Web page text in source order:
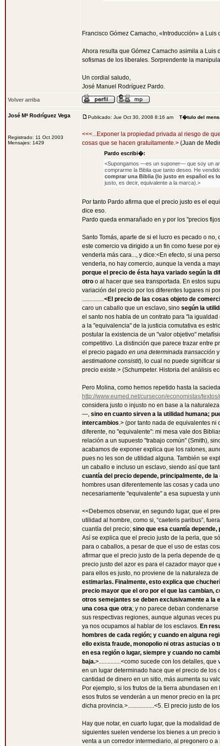
Francisco Gómez Camacho, «Introducción» a Luis
Ahora resulta que Gómez Camacho asimila a Luis
sofismas de los liberales. Sorprendente la
Un cordial saludo,
José Manuel Rodríguez Pardo.
Volver arriba
José Mª Rodríguez Vega
Registrado: 11 Oct 2003
Mensajes: 1429
Publicado: Jue Oct 30, 2008 8:16 am T�tulo del
<<<...Exponer la propiedad privada al riesgo de
cosas que se hacen gratuitamente.> (Juan de
Pardo escribi�:
<Supongamos —es un suponer— que soy un
comprarme la Biblia que tanto deseo. He
comprar una Biblia (lo justo en español es
justo, es decir, equivalente a la marca).>
Por tanto Pardo afirma que el precio justo es el
dice eso.
Pardo queda enmarañado en y por los "precios
Santo Tomás, aparte de si el lucro es pecado o
este comercio va dirigido a un fin como fuese por
venderla más cara..., y dice:<En efecto, si una
venderla, no hay comercio, aunque la venda a
porque el precio de ésta haya variado según la
otro o al hacer que sea transportada. En estos
variación del precio por los diferentes lugares ni
...............<El precio de las cosas objeto de
caro un caballo que un esclavo, sino según la
el santo nos habla de un contrato para "la
a la "equivalencia" de la justicia comutativa es
postular la existencia de un "valor objetivo"
competitivo. La distinción que parece trazar entre
el precio pagado en una determinada transacción
aestimatione consistit), lo cual no puede significar
precio existe.> (Schumpeter. Historia del análisis
Pero Molina, como hemos repetido hasta la
http://www.eumed.net/cursecon/economistas/
considera justo o injusto no en base a la
—, sino en cuanto sirven a la utilidad humana;
intercambios.> (por tanto nada de equivalentes
diferente, no "equivalente": mi mesa vale dos
relación a un supuesto "trabajo común" (Smith),
acabamos de exponer explica que los ratones,
pues no les son de utilidad alguna. También se
un caballo e incluso un esclavo, siendo así que
cuantía del precio depende, principalmente, de
hombres usan diferentemente las cosas y cada
necesariamente "equivalente" a esa supuesta y
<<Debemos observar, en segundo lugar, que el
utilidad al hombre, como si, “caeteris paribus”,
cuantía del precio; sino que esa cuantía
Así se explica que el precio justo de la perla, que
para o caballos, a pesar de que el uso de estas
afirmar que el precio justo de la perla depende de
precio justo del azor es para el cazador mayor
para ellos es justo, no proviene de la naturaleza
estimarlas. Finalmente, esto explica que
precio mayor que el oro por el que las cambian,
otros semejantes se deben exclusivamente a la
una cosa que otra; y no parece deban
sus respectivas regiones, aunque algunas veces
ya nos ocupamos al hablar de los esclavos. En
hombres de cada región; y cuando en alguna
ello exista fraude, monopolio ni otras astucias o
en esa región o lugar, siempre y cuando no
baja.>...............<como sucede con los detalles,
en un lugar determinado hace que el precio de
cantidad de dinero en un sitio, más aumenta su
Por ejemplo, si los frutos de la tierra abundasen
esos frutos se venderán a un menor precio en la
dicha provincia.>..................<5. El precio justo de
Hay que notar, en cuarto lugar, que la modalidad
siguientes suelen venderse los bienes a un precio
venta a un corredor intermediario, al pregonero o